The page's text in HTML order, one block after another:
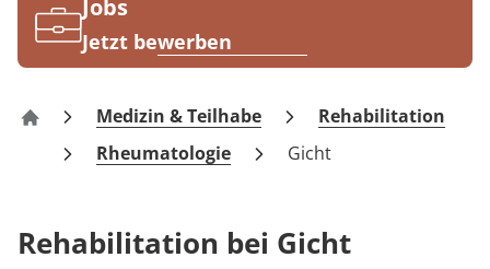
Jobs
Jetzt bewerben
MEDIAN Kliniken
Medizin & Teilhabe
Rehabilitation
Rheumatologie
Gicht
Rehabilitation bei Gicht